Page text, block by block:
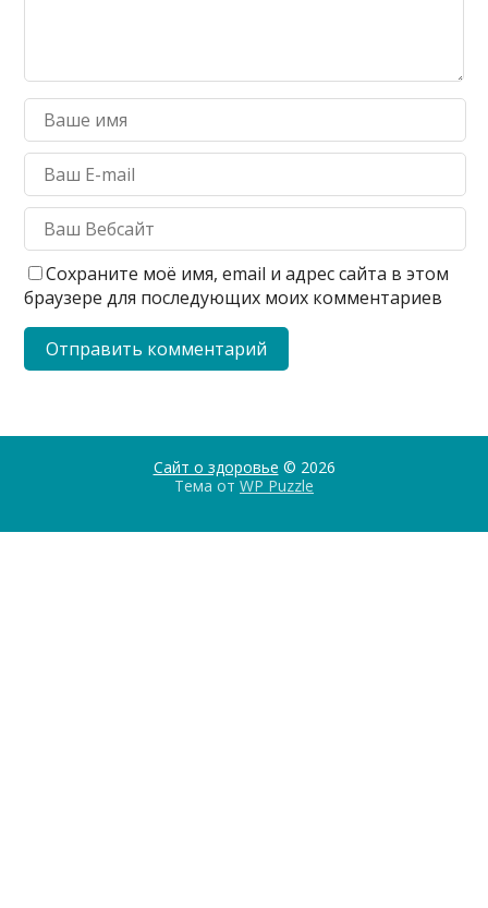
Сохраните моё имя, email и адрес сайта в этом
браузере для последующих моих комментариев
Сайт о здоровье © 2026
Тема от WP Puzzle